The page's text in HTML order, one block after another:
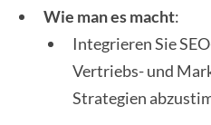
Wie man es macht:
Integrieren Sie
Vertriebs- und
Strategien